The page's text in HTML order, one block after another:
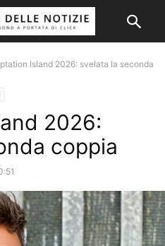
Island 2026: svelata la seconda
2026:
coppia